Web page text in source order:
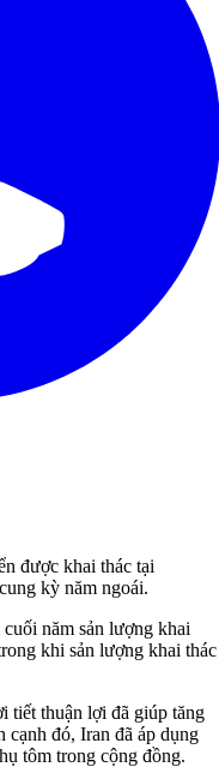
được khai thác tại
kỳ năm ngoái.
năm sản lượng khai
khi sản lượng khai thác
tiết thuận lợi đã giúp tăng
cạnh đó, Iran đã áp dụng
tôm trong cộng đồng.